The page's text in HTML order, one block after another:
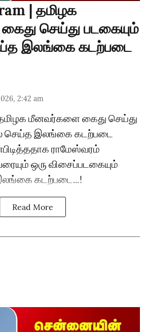
| தமிழக
செய்து படகையும்
இலங்கை கடற்படை
2:42 am
தமிழக மீனவர்களை கைது செய்து
செய்த இலங்கை கடற்படை
ராமேஸ்வரம்
ஒரு விசைப்படகையும்
இலங்கை கடற்படை...!
Read More